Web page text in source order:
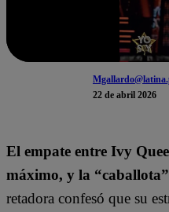
22 de abril 2026
El empate entre Ivy
máximo, y la
retadora confesó que su